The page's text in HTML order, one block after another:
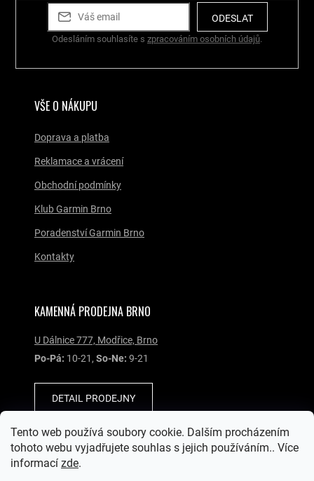
Tento web používá soubory cookie. Dalším procházením
tohoto webu vyjadřujete souhlas s jejich používáním.. Více
informací zde.
ODESLAT
Odesláním souhlasíte s zpracováním osobních údajů.
KAMENNÁ PRODEJNA BRNO
U Dálnice 777, Modřice, Brno
Po-Pá: 10-21, So-Ne: 9-21
DETAIL PRODEJNY
VŠE O NÁKUPU
Doprava a platba
Reklamace a vrácení
Obchodní podmínky
Klub Garmin Brno
Poradenství Garmin Brno
Kontakty
SOCIÁLNÍ SÍTĚ